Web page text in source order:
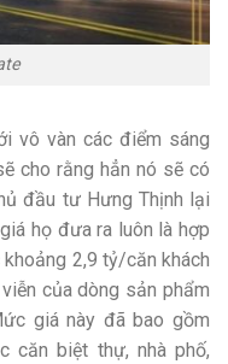
vô vàn các điểm sáng
cho rằng hẳn nó sẽ có
đầu tư Hưng Thịnh lại
họ đưa ra luôn là hợp
2,9 tỷ/căn khách
của dòng sản phẩm
giá này đã bao gồm
căn biệt thự, nhà phố,